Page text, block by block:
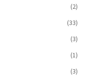
(2)
(33)
(3)
(1)
(3)